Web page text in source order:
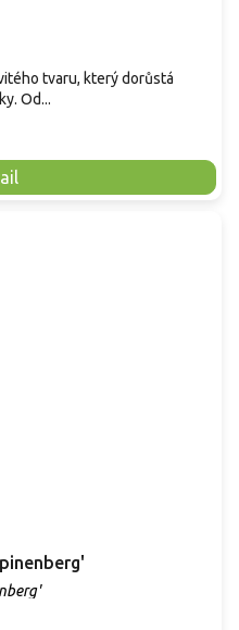
tvaru, který dorůstá
Od...